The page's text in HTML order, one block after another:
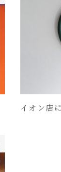
イオン店